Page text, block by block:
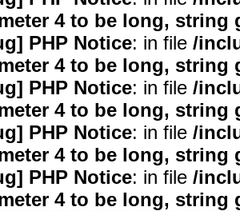
4 to be long, string
PHP Notice: in file /
4 to be long, string
PHP Notice: in file /
4 to be long, string
PHP Notice: in file /
4 to be long, string
PHP Notice: in file /
4 to be long, string